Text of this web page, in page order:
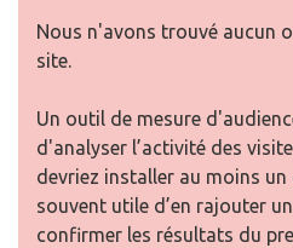
Nous n'avons trouvé aucun
site.
Un outil de mesure
d'analyser l’activité des
devriez installer au moins
souvent utile d’en rajouter
confirmer les résultats du